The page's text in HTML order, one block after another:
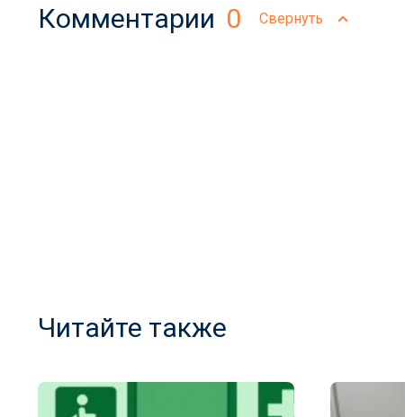
Комментарии 0 Свернуть
Читайте также